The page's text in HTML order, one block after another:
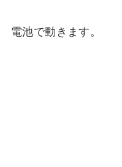
電池で動きます。